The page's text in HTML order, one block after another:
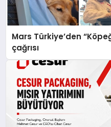
Mars Türkiye’den
çağrısı